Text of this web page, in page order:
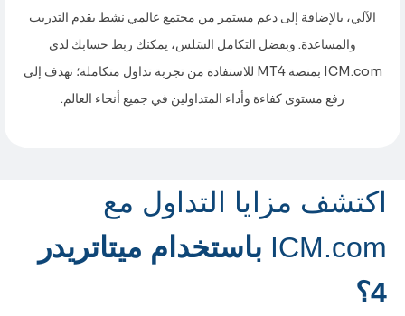
الآلي، بالإضافة إلى دعم مستمر من مجتمع عالمي نشط يقدم التدريب
والمساعدة. وبفضل التكامل السَلس، يمكنك ربط حسابك لدى
ICM.com بمنصة MT4 للاستفادة من تجربة تداول متكاملة؛ تهدف إلى
رفع مستوى كفاءة وأداء المتداولين في جميع أنحاء العالم.
اكتشف مزايا التداول مع
ICM.com باستخدام ميتاتريدر
4؟